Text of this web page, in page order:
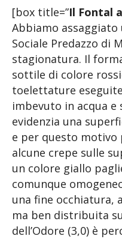
[box title=”Il Fontal
Abbiamo assaggiato
Sociale Predazzo di
stagionatura. Il
sottile di colore
toelettature
imbevuto in acqua e
evidenzia una
e per questo motivo
alcune crepe sulle
un colore giallo
comunque
una fine occhiatura,
ma ben distribuita
dell’Odore (3,0) è